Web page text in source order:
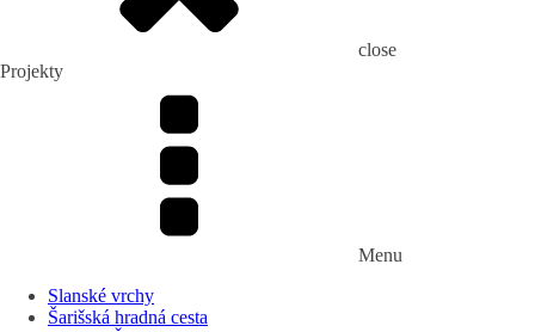
close
Projekty
Menu
Slanské vrchy
Šarišská hradná cesta